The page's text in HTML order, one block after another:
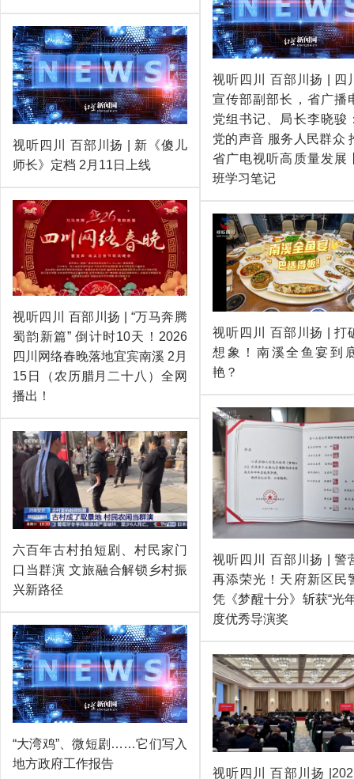
视听四川 百部川扬 | 新《傻儿
师长》定档 2月11日上线
视听四川 百部川扬 | “万马奔腾
蜀韵新篇” 倒计时10天！2026
四川网络春晚落地宜宾南溪 2月
15日（农历腊月二十八）全网
播出！
六百年古村拍短剧、村民家门
口当群演 文旅融合解锁乡村振
兴新路径
“大湾鸡”、微短剧……它们写入
地方政府工作报告
视听四川 百部川扬 | 四
宣传部副部长，省广播
党组书记、局长李晓骏
党的声音 服务人民群众
省广电视听高质量发展
班学习笔记
视听四川 百部川扬 | 打
想象！南溪全鱼宴到
艳？
视听四川 百部川扬 | 警
再添荣光！天府新区民
凭《梦醒十分》斩获“光
度优秀导演奖
视听四川 百部川扬